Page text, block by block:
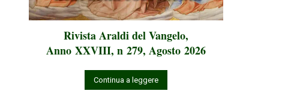
Rivista Araldi del Vangelo,
Anno XXVIII, n 279, Agosto 2026
Continua a leggere